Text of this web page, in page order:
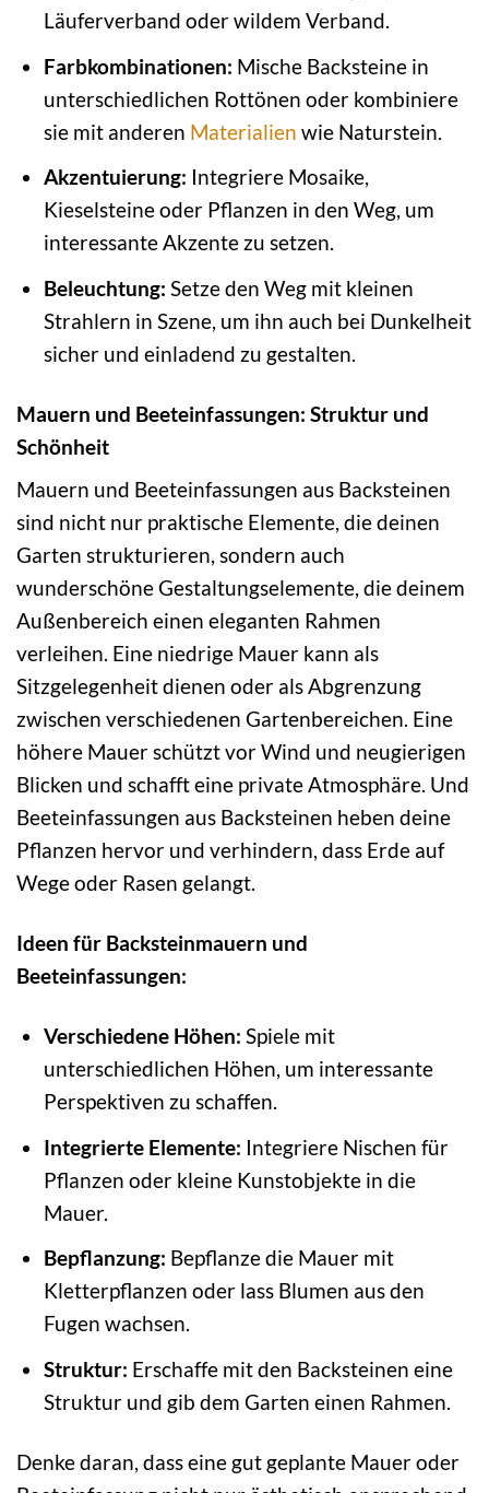
Läuferverband oder wildem Verband.
Farbkombinationen: Mische Backsteine in
unterschiedlichen Rottönen oder kombiniere
sie mit anderen Materialien wie Naturstein.
Akzentuierung: Integriere Mosaike,
Kieselsteine oder Pflanzen in den Weg, um
interessante Akzente zu setzen.
Beleuchtung: Setze den Weg mit kleinen
Strahlern in Szene, um ihn auch bei Dunkelheit
sicher und einladend zu gestalten.
Mauern und Beeteinfassungen: Struktur und
Schönheit
Mauern und Beeteinfassungen aus Backsteinen
sind nicht nur praktische Elemente, die deinen
Garten strukturieren, sondern auch
wunderschöne Gestaltungselemente, die deinem
Außenbereich einen eleganten Rahmen
verleihen. Eine niedrige Mauer kann als
Sitzgelegenheit dienen oder als Abgrenzung
zwischen verschiedenen Gartenbereichen. Eine
höhere Mauer schützt vor Wind und neugierigen
Blicken und schafft eine private Atmosphäre. Und
Beeteinfassungen aus Backsteinen heben deine
Pflanzen hervor und verhindern, dass Erde auf
Wege oder Rasen gelangt.
Ideen für Backsteinmauern und
Beeteinfassungen:
Verschiedene Höhen: Spiele mit
unterschiedlichen Höhen, um interessante
Perspektiven zu schaffen.
Integrierte Elemente: Integriere Nischen für
Pflanzen oder kleine Kunstobjekte in die
Mauer.
Bepflanzung: Bepflanze die Mauer mit
Kletterpflanzen oder lass Blumen aus den
Fugen wachsen.
Struktur: Erschaffe mit den Backsteinen eine
Struktur und gib dem Garten einen Rahmen.
Denke daran, dass eine gut geplante Mauer oder